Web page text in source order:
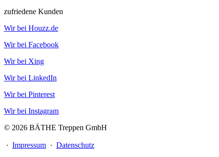
zufriedene Kunden
Wir bei Houzz.de
Wir bei Facebook
Wir bei Xing
Wir bei LinkedIn
Wir bei Pinterest
Wir bei Instagram
© 2026 BÄTHE Treppen GmbH
· Impressum · Datenschutz